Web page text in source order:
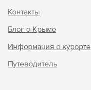
Контакты
Блог о Крыме
Информация о курорте
Путеводитель